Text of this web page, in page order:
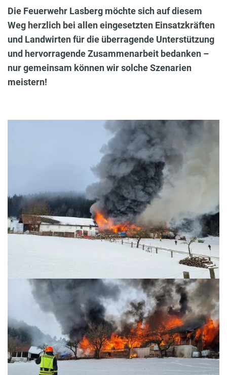
Die Feuerwehr Lasberg möchte sich auf diesem
Weg herzlich bei allen eingesetzten Einsatzkräften
und Landwirten für die überragende Unterstützung
und hervorragende Zusammenarbeit bedanken –
nur gemeinsam können wir solche Szenarien
meistern!